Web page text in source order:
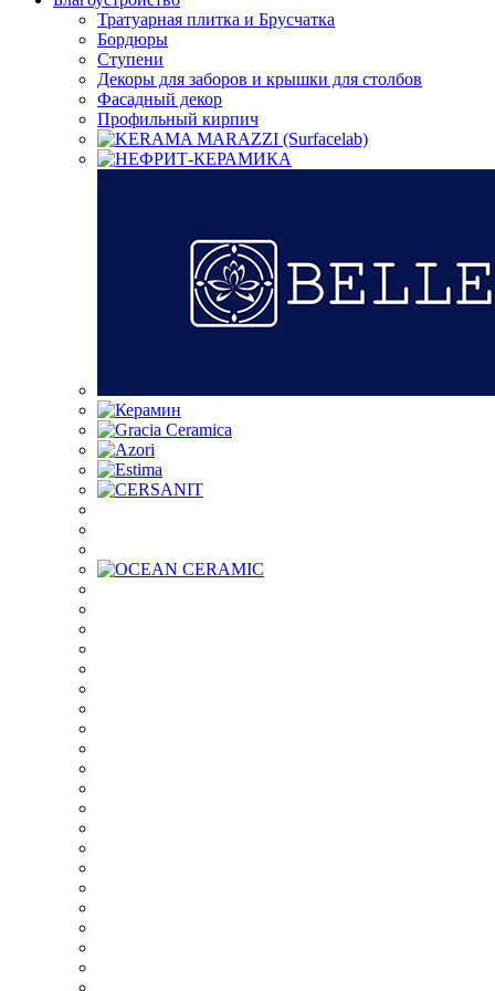
Тратуарная плитка и Брусчатка
Бордюры
Ступени
Декоры для заборов и крышки для столбов
Фасадный декор
Профильный кирпич